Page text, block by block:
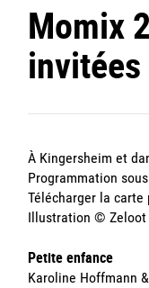
Momix
invitées
À Kingersheim et
Programmation
Télécharger la
Illustration © Zeloot
Petite enfance
Karoline Hoffmann